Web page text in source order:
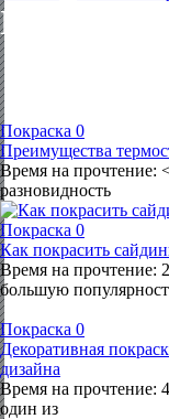
Покраска
Покраска 0
Преимущества
Время на прочтение:
разновидность
Покраска 0
Как покрасить
Время на прочтение:
большую
Покраска 0
Декоративная
дизайна
Время на прочтение:
один из